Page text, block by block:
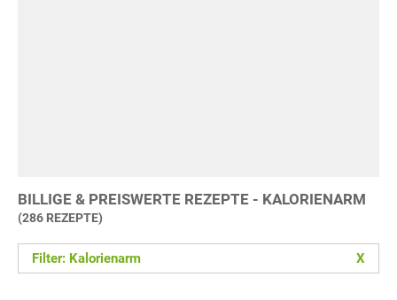
BILLIGE & PREISWERTE REZEPTE - KALORIENARM
(286 REZEPTE)
Filter: Kalorienarm X